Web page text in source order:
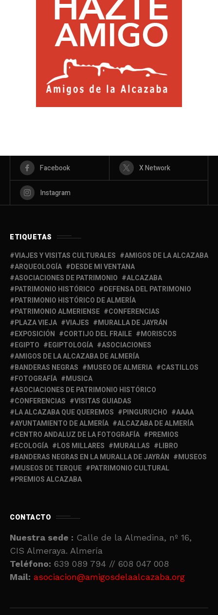
Facebook X Network
Instagram
ETIQUETAS
VIAJES Y VISITAS CULTURALES
AMIGOS DE LA ALCAZABA
ARQUEOLOGÍA
DESDE MI VENTANA
ASOCIACIONES DE PATRIMONIO
ALCAZABA
PATRIMONIO HISTÓRICO
DEFENSA DEL PATRIMONIO
PATRIMONIO HISTÓRICO DE ALMERÍA
PATRIMONIO ALMERIENSE
CONFERENCIAS
PLAZA VIEJA
VIAJES
MURALLA DE JAYRÁN
EXPOSICIÓN
CORTIJO DEL FRAILE
MORISCOS
EGIPTO
EGIPTOLOGÍA
ASOCIACIONES
AMIGOS DE LA ALCAZABA DE ALMERÍA
BANDERAS NEGRAS
MUSEO DE ALMERIA
CASTILLOS
FOTOGRAFÍA
MUSICA
ASOCIACIONES DE PATRIMONIO HISTÓRICO
CONFERENCIAS
VISITAS GUIADAS
LA ALCAZABA QUE QUEREMOS
PINGURUCHO
AAAA
AYUNTAMIENTO DE ALMERÍA
ALCAZABA DE ALMERÍA
CENTRO ANDALUZ DE LA FOTOGRAFÍA
PREMIOS
ECOLOGÍA
LOS MILLARES MURALLAS
LIBRO
BANDERAS NEGRAS EN LA MURALLA DE JAYRÁN
MUSEOS
MUSEOS DE TERQUE
PATRIMONIO CULTURAL
PREMIOS ALCAZABA
CONTACTO
Nuestra sede : Calle de la Almedina, nº 16,
CIS Almeraya. Almería
Teléfono: 639 089 794 // 608 047 008
Mail: asociacion@amigosdelaalcazaba.org